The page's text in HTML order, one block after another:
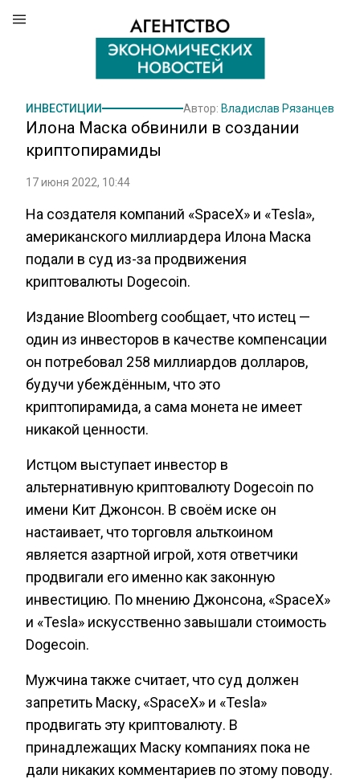
ИНВЕСТИЦИИ Автор: Владислав Рязанцев
Илона Маска обвинили в создании
криптопирамиды
17 июня 2022, 10:44
На создателя компаний «SpaceX» и «Tesla»,
американского миллиардера Илона Маска
подали в суд из-за продвижения
криптовалюты Dogecoin.
Издание Bloomberg сообщает, что истец —
один из инвесторов в качестве компенсации
он потребовал 258 миллиардов долларов,
будучи убеждённым, что это
криптопирамида, а сама монета не имеет
никакой ценности.
Истцом выступает инвестор в
альтернативную криптовалюту Dogecoin по
имени Кит Джонсон. В своём иске он
настаивает, что торговля альткоином
является азартной игрой, хотя ответчики
продвигали его именно как законную
инвестицию. По мнению Джонсона, «SpaceX»
и «Tesla» искусственно завышали стоимость
Dogecoin.
Мужчина также считает, что суд должен
запретить Маску, «SpaceX» и «Tesla»
продвигать эту криптовалюту. В
принадлежащих Маску компаниях пока не
дали никаких комментариев по этому поводу.